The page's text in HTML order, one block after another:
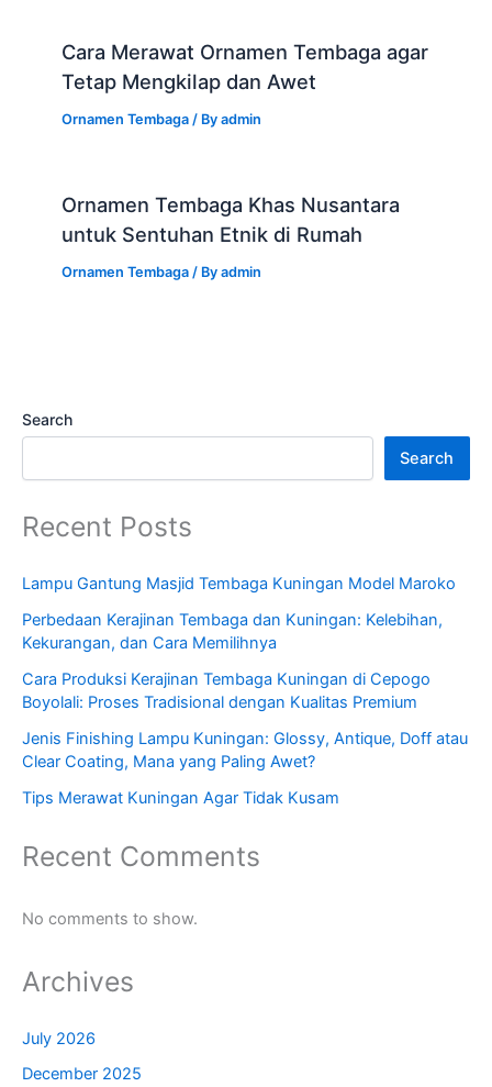
Cara Merawat Ornamen Tembaga agar
Tetap Mengkilap dan Awet
Ornamen Tembaga / Byadmin
Ornamen Tembaga Khas Nusantara
untuk Sentuhan Etnik di Rumah
Ornamen Tembaga / Byadmin
Search
Search
Recent Posts
Lampu Gantung Masjid Tembaga Kuningan Model Maroko
Perbedaan Kerajinan Tembaga dan Kuningan: Kelebihan,
Kekurangan, dan Cara Memilihnya
Cara Produksi Kerajinan Tembaga Kuningan di Cepogo
Boyolali: Proses Tradisional dengan Kualitas Premium
Jenis Finishing Lampu Kuningan: Glossy, Antique, Doff atau
Clear Coating, Mana yang Paling Awet?
Tips Merawat Kuningan Agar Tidak Kusam
Recent Comments
No comments to show.
Archives
July 2026
December 2025